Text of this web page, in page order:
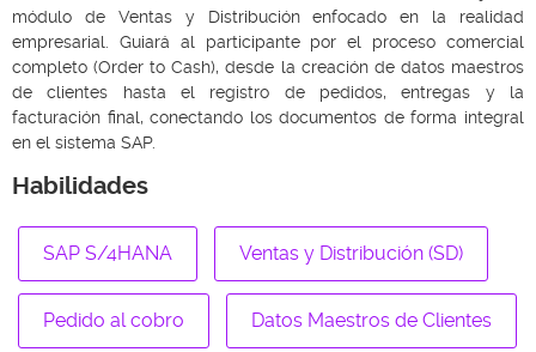
módulo de Ventas y Distribución enfocado en la realidad
empresarial. Guiará al participante por el proceso comercial
completo (Order to Cash), desde la creación de datos maestros
de clientes hasta el registro de pedidos, entregas y la
facturación final, conectando los documentos de forma integral
en el sistema SAP.
Habilidades
SAP S/4HANA Ventas y Distribución (SD)
Pedido al cobro Datos Maestros de Clientes